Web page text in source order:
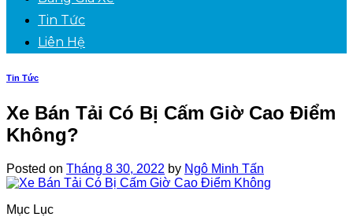
Tin Tức
Liên Hệ
Tin Tức
Xe Bán Tải Có Bị Cấm Giờ Cao Điểm
Không?
Posted on Tháng 8 30, 2022 by Ngô Minh Tấn
Mục Lục